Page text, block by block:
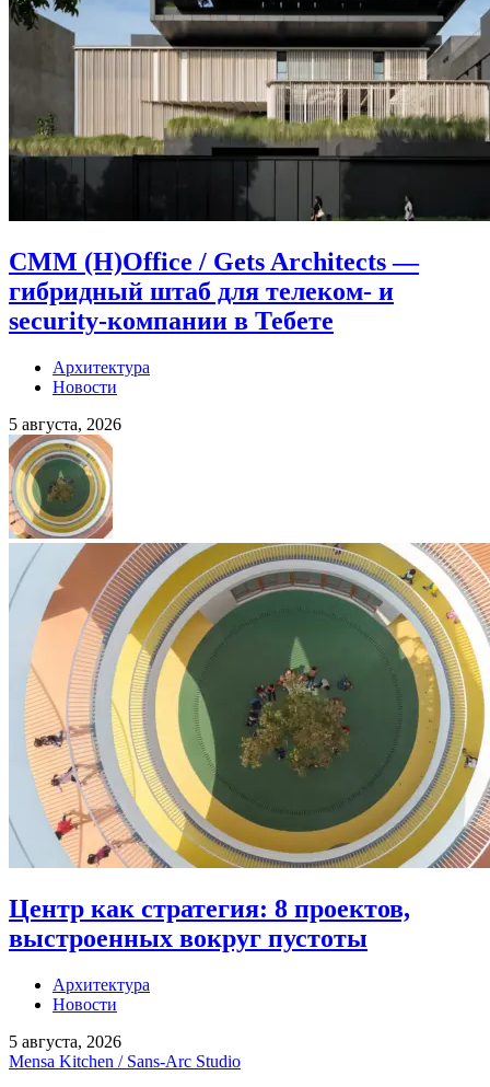
CMM (H)Office / Gets Architects —
гибридный штаб для телеком- и
security-компании в Тебете
Архитектура
Новости
5 августа, 2026
Центр как стратегия: 8 проектов,
выстроенных вокруг пустоты
Архитектура
Новости
5 августа, 2026
Mensa Kitchen / Sans-Arc Studio